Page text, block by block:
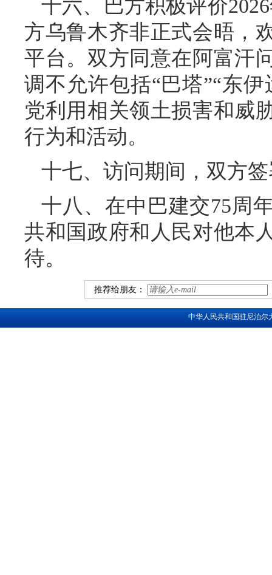
十六、巴方积极评价
方乌鲁木齐非正式会晤，
平台。双方同意在阿富汗
调不允许包括“巴塔”“东
党利用相关领土损害和威
行为和活动。
十七、访问期间，双方
十八、在中巴建交75周
共和国政府和人民对他本
待。
推荐给朋友：
中华人民共和国驻尼泊尔